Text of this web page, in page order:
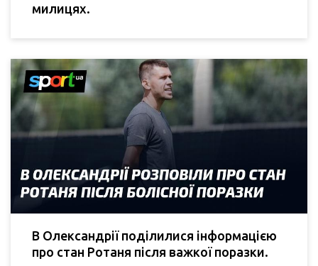
милицях.
В Олександрії поділилися інформацією
про стан Ротаня після важкої поразки.